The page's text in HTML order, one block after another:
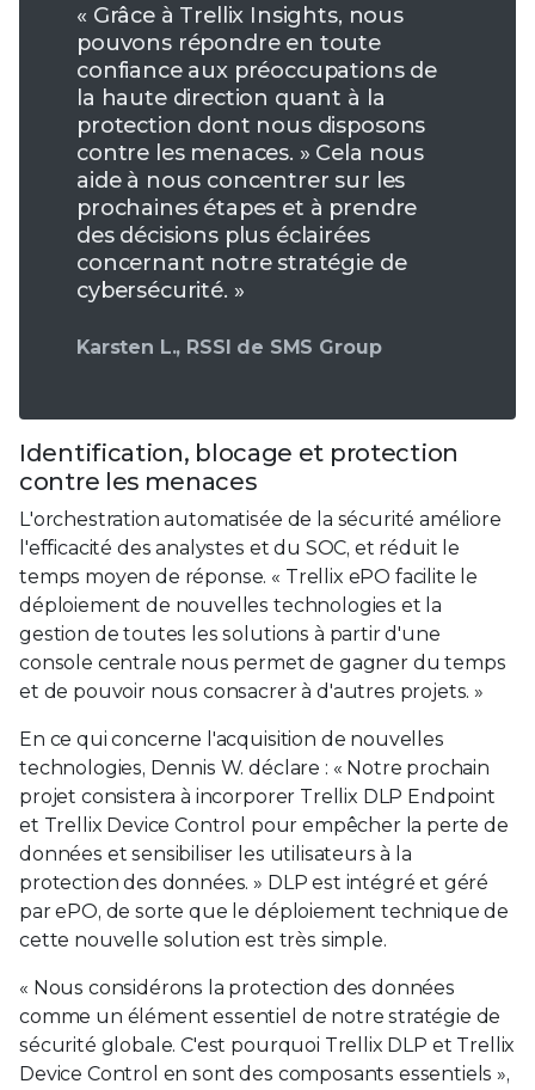
« Grâce à Trellix Insights, nous
pouvons répondre en toute
confiance aux préoccupations de
la haute direction quant à la
protection dont nous disposons
contre les menaces. » Cela nous
aide à nous concentrer sur les
prochaines étapes et à prendre
des décisions plus éclairées
concernant notre stratégie de
cybersécurité. »
Karsten L., RSSI de SMS Group
Identification, blocage et protection
contre les menaces
L'orchestration automatisée de la sécurité améliore
l'efficacité des analystes et du SOC, et réduit le
temps moyen de réponse. « Trellix ePO facilite le
déploiement de nouvelles technologies et la
gestion de toutes les solutions à partir d'une
console centrale nous permet de gagner du temps
et de pouvoir nous consacrer à d'autres projets. »
En ce qui concerne l'acquisition de nouvelles
technologies, Dennis W. déclare : « Notre prochain
projet consistera à incorporer Trellix DLP Endpoint
et Trellix Device Control pour empêcher la perte de
données et sensibiliser les utilisateurs à la
protection des données. » DLP est intégré et géré
par ePO, de sorte que le déploiement technique de
cette nouvelle solution est très simple.
« Nous considérons la protection des données
comme un élément essentiel de notre stratégie de
sécurité globale. C'est pourquoi Trellix DLP et Trellix
Device Control en sont des composants essentiels »,